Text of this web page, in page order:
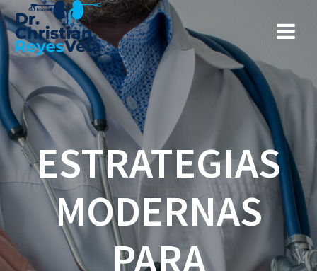
ESTRATEGIAS
MODERNAS
PARA